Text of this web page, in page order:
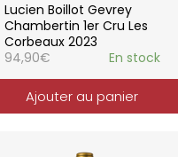
Lucien Boillot Gevrey
Chambertin 1er Cru Les
Corbeaux 2023
94,90€ En stock
Ajouter au panier